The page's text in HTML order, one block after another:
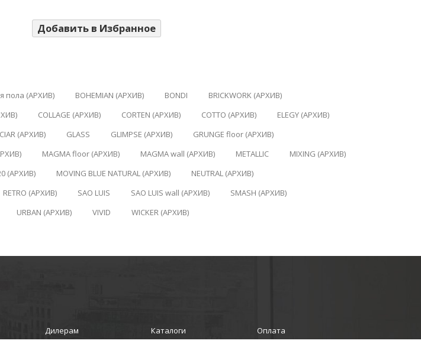
Добавить в Избранное
пола (АРХИВ) BOHEMIAN (АРХИВ) BONDI
BRICKWORK (АРХИВ)
COLLAGE (АРХИВ) CORTEN (АРХИВ) COTTO (АРХИВ)
ELEGY (АРХИВ)
(АРХИВ) GLASS GLIMPSE (АРХИВ)
GRUNGE floor (АРХИВ)
MAGMA floor (АРХИВ) MAGMA wall (АРХИВ) METALLIC
MIXING (АРХИВ)
(АРХИВ) MOVING BLUE NATURAL (АРХИВ)
NEUTRAL (АРХИВ)
RETRO (АРХИВ) SAO LUIS SAO LUIS wall (АРХИВ)
SMASH (АРХИВ)
URBAN (АРХИВ) VIVID WICKER (АРХИВ)
Дилерам Каталоги
Оплата